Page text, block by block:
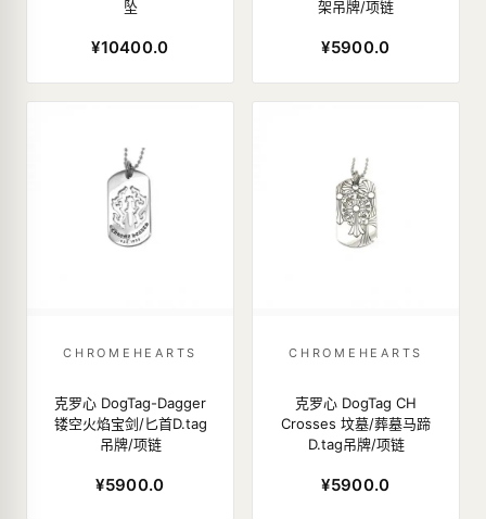
坠
¥10400.0
架吊牌/项链
¥5900.0
CHROMEHEARTS
克罗心 DogTag-Dagger
镂空火焰宝剑/匕首D.tag
吊牌/项链
¥5900.0
CHROMEHEARTS
克罗心 DogTag CH
Crosses 坟墓/葬墓马蹄
D.tag吊牌/项链
¥5900.0